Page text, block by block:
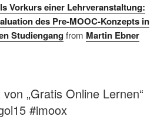
Vorkurs einer Lehrveranstaltung:
des Pre-MOOC-Konzepts in
Studiengang from Martin Ebner
„Gratis Online Lernen“
#imoox